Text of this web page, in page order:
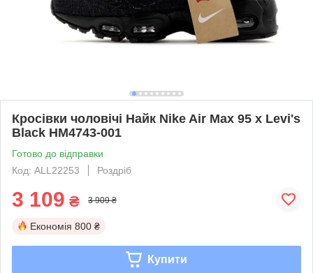
Кросівки чоловічі Найк Nike Air Max 95 x Levi's
Black HM4743-001
Готово до відправки
Код: ALL22253
Роздріб
3 109 ₴ 3 909 ₴
Економія 800 ₴
Купити